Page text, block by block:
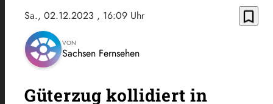
Sa., 02.12.2023 , 16:09 Uhr bookmark_border
VON
Sachsen Fernsehen
Güterzug kollidiert in